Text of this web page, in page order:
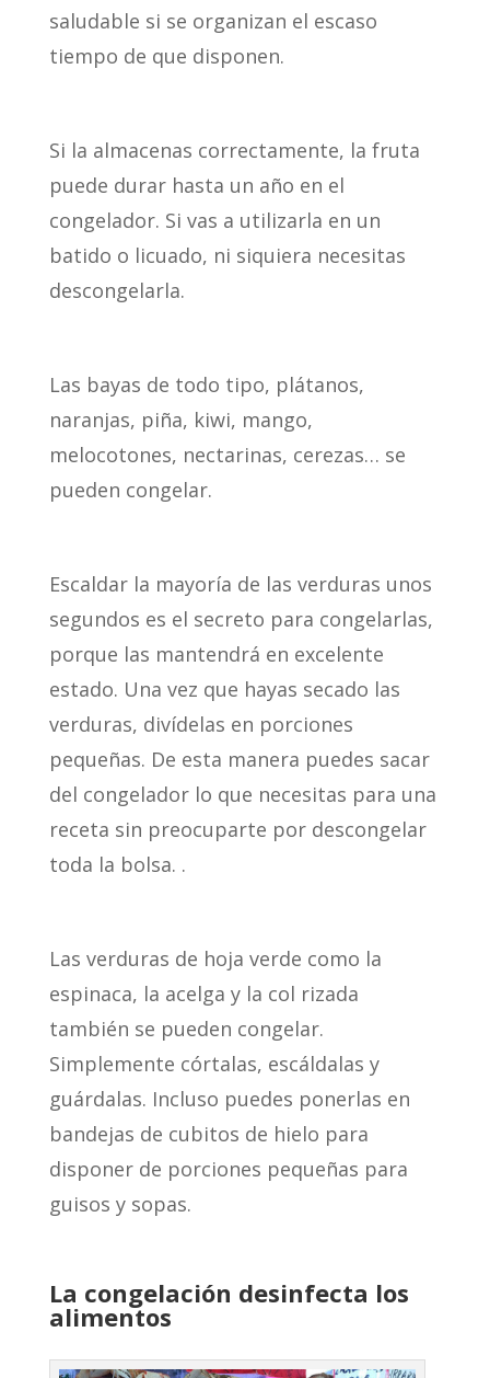
saludable si se organizan el escaso
tiempo de que disponen.
Si la almacenas correctamente, la fruta
puede durar hasta un año en el
congelador. Si vas a utilizarla en un
batido o licuado, ni siquiera necesitas
descongelarla.
Las bayas de todo tipo, plátanos,
naranjas, piña, kiwi, mango,
melocotones, nectarinas, cerezas… se
pueden congelar.
Escaldar la mayoría de las verduras unos
segundos es el secreto para congelarlas,
porque las mantendrá en excelente
estado. Una vez que hayas secado las
verduras, divídelas en porciones
pequeñas. De esta manera puedes sacar
del congelador lo que necesitas para una
receta sin preocuparte por descongelar
toda la bolsa. .
Las verduras de hoja verde como la
espinaca, la acelga y la col rizada
también se pueden congelar.
Simplemente córtalas, escáldalas y
guárdalas. Incluso puedes ponerlas en
bandejas de cubitos de hielo para
disponer de porciones pequeñas para
guisos y sopas.
La congelación desinfecta los
alimentos